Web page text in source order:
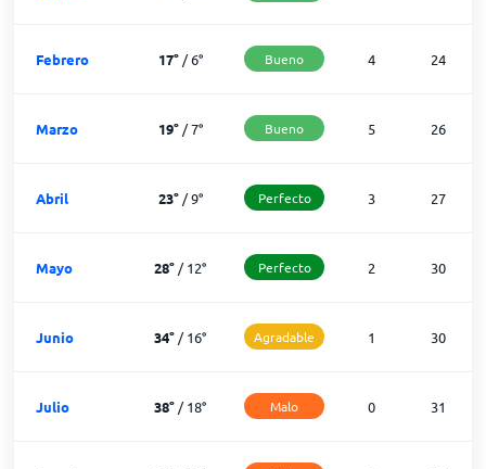
Febrero 17°/6° Bueno 4 24
Marzo 19°/7° Bueno 5 26
Abril 23°/9° Perfecto 3 27
Mayo 28° /12° Perfecto 2 30
Junio 34° /16° Agradable 1 30
Julio 38° /18° Malo 0 31